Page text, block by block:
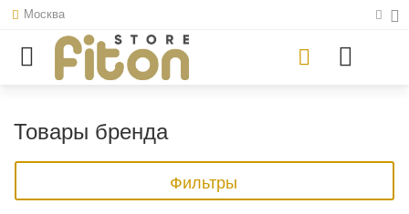
Москва
Товары бренда
Фильтры